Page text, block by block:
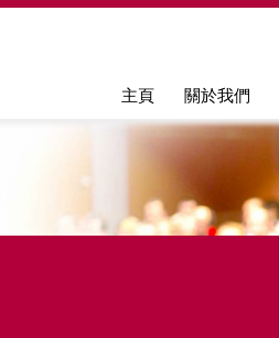
to navigation
主頁 關於我們